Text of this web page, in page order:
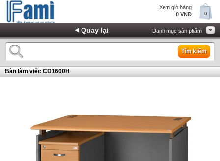
Xem giỏ hàng
0 VNĐ
0
Quay lại Danh mục sản phẩm
Tìm kiếm
Bàn làm việc CD1600H